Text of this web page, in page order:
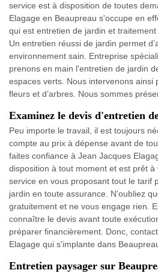
service est à disposition de toutes
Elagage en Beaupreau s'occupe en
qui est entretien de jardin et
Un entretien réussi de jardin permet
environnement sain. Entreprise
prenons en main l'entretien de jardin
espaces verts. Nous intervenons ainsi
fleurs et d’arbres. Nous sommes
Examinez le devis d'entretien
Peu importe le travail, il est toujours
compte au prix à dépense avant de
faites confiance à Jean Jacques
disposition à tout moment et est prêt
service en vous proposant tout le tarif
jardin en toute assurance. N'oubliez
gratuitement et ne vous engage rien.
connaître le devis avant toute
préparer financièrement. Donc,
Elagage qui s'implante dans
Entretien paysager sur